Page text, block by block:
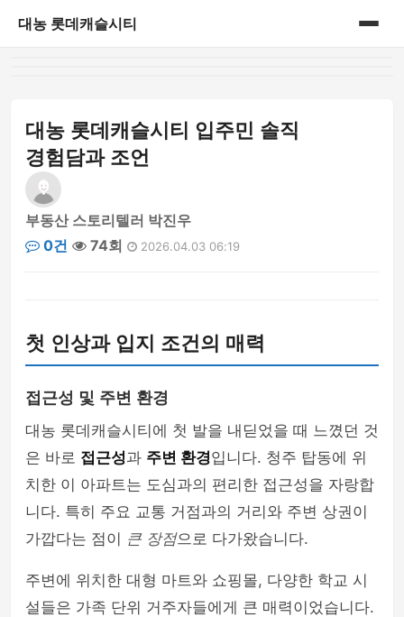
대농 롯데캐슬시티
대농 롯데캐슬시티 입주민 솔직
경험담과 조언
부동산 스토리텔러 박진우
0건
74회 2026.04.03 06:19
첫 인상과 입지 조건의 매력
접근성 및 주변 환경
대농 롯데캐슬시티에 첫 발을 내딛었을 때 느꼈던 것
은 바로 접근성과 주변 환경입니다. 청주 탑동에 위
치한 이 아파트는 도심과의 편리한 접근성을 자랑합
니다. 특히 주요 교통 거점과의 거리와 주변 상권이
가깝다는 점이 큰 장점으로 다가왔습니다.
주변에 위치한 대형 마트와 쇼핑몰, 다양한 학교 시
설들은 가족 단위 거주자들에게 큰 매력이었습니다.